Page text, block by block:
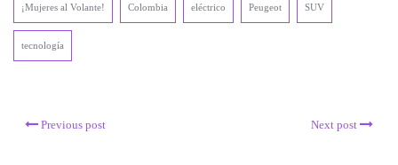
¡Mujeres al Volante! Colombia eléctrico Peugeot SUV
tecnología
Previous post Next post